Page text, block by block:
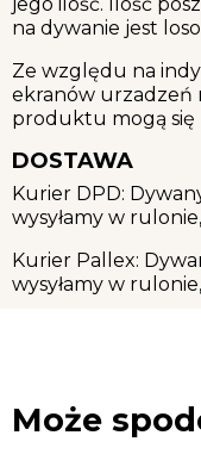
na dywanie jest
Ze względu na
ekranów urzadzeń
produktu mogą się
DOSTAWA
Kurier DPD:
wysyłamy w
Kurier Pallex:
wysyłamy w
Może